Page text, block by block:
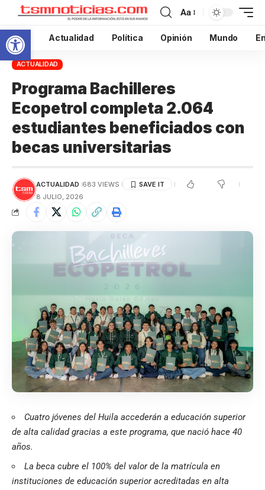
Abrir barra de herramientas
Aa
Inicio Actualidad Política Opinión Mundo
ACTUALIDAD
Programa Bachilleres
Ecopetrol completa 2.064
estudiantes beneficiados con
becas universitarias
ACTUALIDAD 683 VIEWS
8 JULIO, 2026
Cuatro jóvenes del Huila accederán a educación superior
de alta calidad gracias a este programa, que nació hace 40
años.
La beca cubre el 100% del valor de la matrícula en
instituciones de educación superior acreditadas en alta